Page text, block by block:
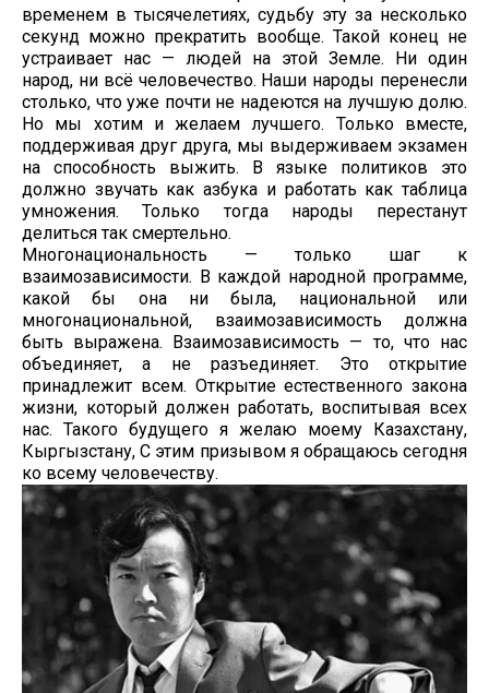
временем в тысячелетиях, судьбу эту за несколько
секунд можно прекратить вообще. Такой конец не
устраивает нас — людей на этой Земле. Ни один
народ, ни всё человечество. Наши народы перенесли
столько, что уже почти не надеются на лучшую долю.
Но мы хотим и желаем лучшего. Только вместе,
поддерживая друг друга, мы выдерживаем экзамен
на способность выжить. В языке политиков это
должно звучать как азбука и работать как таблица
умножения. Только тогда народы перестанут
делиться так смертельно.
Многонациональность — только шаг к
взаимозависимости. В каждой народной программе,
какой бы она ни была, национальной или
многонациональной, взаимозависимость должна
быть выражена. Взаимозависимость — то, что нас
объединяет, а не разъединяет. Это открытие
принадлежит всем. Открытие естественного закона
жизни, который должен работать, воспитывая всех
нас. Такого будущего я желаю моему Казахстану,
Кыргызстану, С этим призывом я обращаюсь сегодня
ко всему человечеству.